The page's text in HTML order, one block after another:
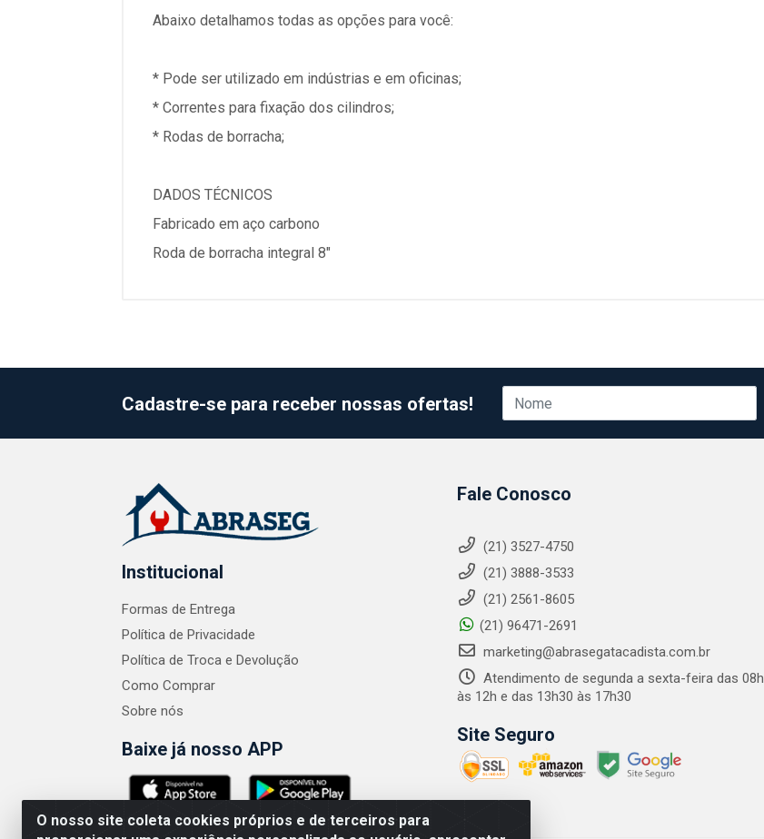
Abaixo detalhamos todas as opções para você:
* Pode ser utilizado em indústrias e em oficinas;
* Correntes para fixação dos cilindros;
* Rodas de borracha;
DADOS TÉCNICOS
Fabricado em aço carbono
Roda de borracha integral 8"
O nosso site coleta cookies próprios e de terceiros para
Cadastre-se para receber nossas ofertas!
Institucional
Formas de Entrega
Política de Privacidade
Política de Troca e Devolução
Como Comprar
Sobre nós
Baixe já nosso APP
Fale Conosco
(21) 3527-4750
(21) 3888-3533
(21) 2561-8605
(21) 96471-2691
marketing@abrasegatacadista.com.br
Atendimento de segunda a sexta-feira das 08h
às 12h e das 13h30 às 17h30
Site Seguro